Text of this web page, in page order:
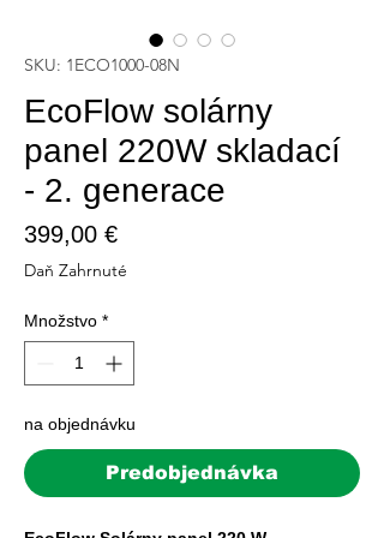
SKU: 1ECO1000-08N
EcoFlow solárny
panel 220W skladací
- 2. generace
399,00 €Price
Daň Zahrnuté
Množstvo *
na objednávku
Predobjednávka